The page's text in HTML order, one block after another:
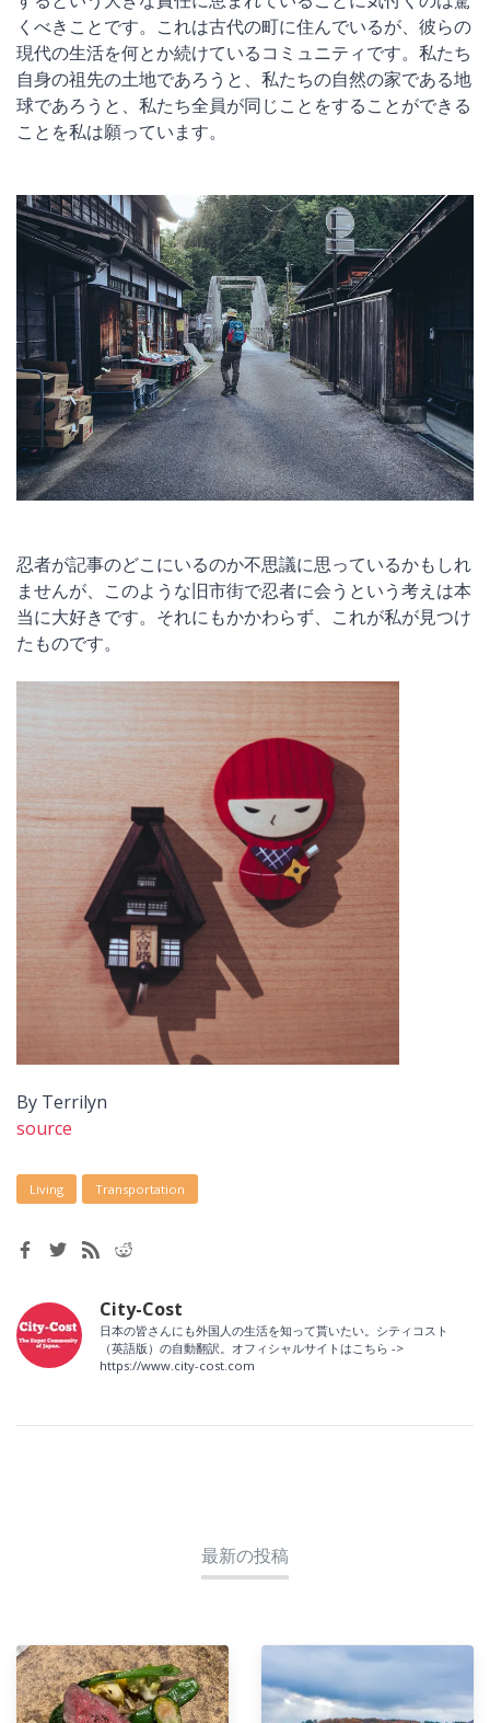
くべきことです。これは古代の町に住んでいるが、彼らの
現代の生活を何とか続けているコミュニティです。私たち
自身の祖先の土地であろうと、私たちの自然の家である地
球であろうと、私たち全員が同じことをすることができる
ことを私は願っています。
忍者が記事のどこにいるのか不思議に思っているかもしれ
ませんが、このような旧市街で忍者に会うという考えは本
当に大好きです。それにもかかわらず、これが私が見つけ
たものです。
By Terrilyn
source
Living Transportation
City-Cost
日本の皆さんにも外国人の生活を知って貰いたい。シティコスト
（英語版）の自動翻訳。オフィシャルサイトはこちら ->
https://www.city-cost.com
最新の投稿